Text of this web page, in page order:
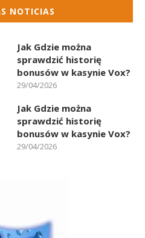
NOTICIAS
Jak Gdzie można
sprawdzić historię
bonusów w kasynie Vox?
29/04/2026
Jak Gdzie można
sprawdzić historię
bonusów w kasynie Vox?
29/04/2026